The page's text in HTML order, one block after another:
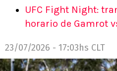
UFC Fight Night:
horario de Gamrot
23/07/2026 - 17:03hs CLT